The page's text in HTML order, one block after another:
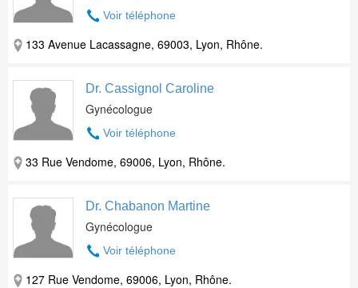
Voir téléphone
133 Avenue Lacassagne, 69003, Lyon, Rhône.
Dr. Cassignol Caroline
Gynécologue
Voir téléphone
33 Rue Vendome, 69006, Lyon, Rhône.
Dr. Chabanon Martine
Gynécologue
Voir téléphone
127 Rue Vendome, 69006, Lyon, Rhône.